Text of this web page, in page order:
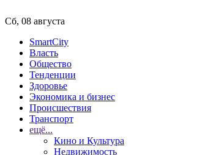
Сб, 08 августа
SmartCity
Власть
Общество
Тенденции
Здоровье
Экономика и бизнес
Происшествия
Транспорт
ещё...
Кино и Культура
Недвижимость